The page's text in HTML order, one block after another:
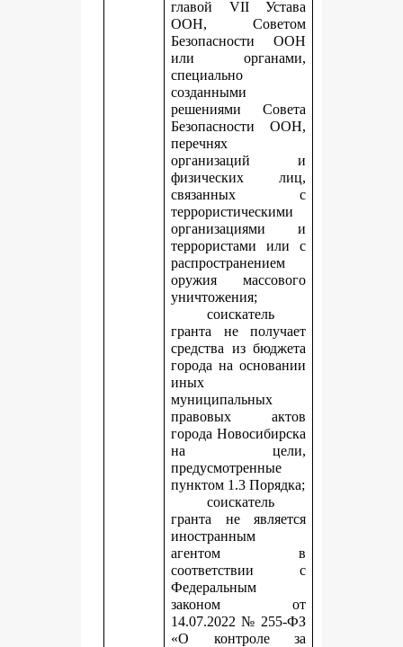
главой VII Устава
ООН, Советом
Безопасности ООН
или органами,
специально
созданными
решениями Совета
Безопасности ООН,
перечнях
организаций и
физических лиц,
связанных с
террористическими
организациями и
террористами или с
распространением
оружия массового
уничтожения;
соискатель
гранта не получает
средства из бюджета
города на основании
иных
муниципальных
правовых актов
города Новосибирска
на цели,
предусмотренные
пунктом 1.3 Порядка;
соискатель
гранта не является
иностранным
агентом в
соответствии с
Федеральным
законом от
14.07.2022 № 255-ФЗ
«О контроле за